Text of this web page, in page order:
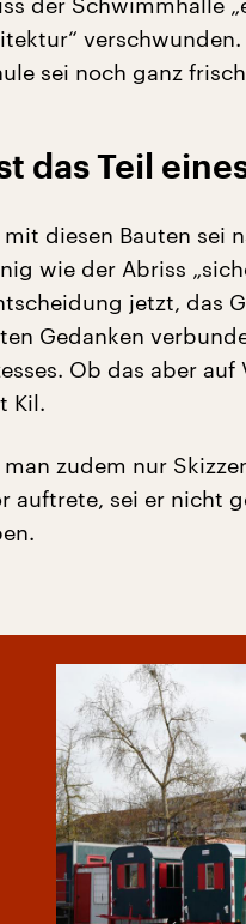
sei noch ganz
das Teil
mit diesen Bauten sei
wie der Abriss
jetzt, das
Gedanken
Ob das aber
Kil.
zudem nur
auftrete, sei er nicht